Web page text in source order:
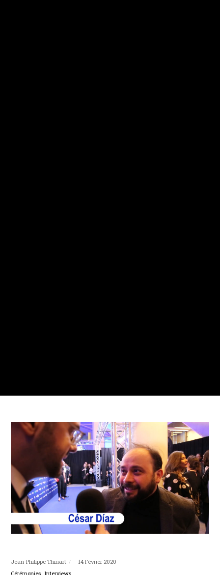
Jean-Philippe Thiriart
14 Février 2020
Cérémonies Interviews